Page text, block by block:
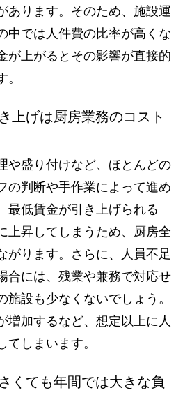
あります。 そのため、施設運
中では人件費の比率が高くな
が上がるとその影響が直接的
。
上げは厨房業務のコスト
や盛り付けなど、ほとんどの
の判断や手作業によって進め
最低賃金が引き上げられる
上昇してしまうため、厨房全
がります。 さらに、人員不足
合には、残業や兼務で対応せ
施設も少なくないでしょう。
増加するなど、想定以上に人
てしまいます。
くても年間では大きな負